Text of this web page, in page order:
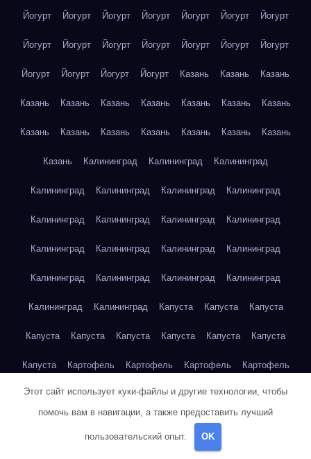
Йогурт Йогурт Йогурт Йогурт Йогурт Йогурт Йогурт
Йогурт Йогурт Йогурт Йогурт Йогурт Йогурт Йогурт
Йогурт Йогурт Йогурт Йогурт Казань Казань Казань
Казань Казань Казань Казань Казань Казань Казань
Казань Казань Казань Казань Казань Казань Казань
Казань Калининград Калининград Калининград
Калининград Калининград Калининград Калининград
Калининград Калининград Калининград Калининград
Калининград Калининград Калининград Калининград
Калининград Калининград Калининград Калининград
Калининград Калининград Капуста Капуста Капуста
Капуста Капуста Капуста Капуста Капуста Капуста
Капуста Картофель Картофель Картофель Картофель
Картофель Картофель Картофель Картофель
Картофель
Кейптаун
Этот сайт использует куки-файлы и другие технологии, чтобы
помочь вам в навигации, а также предоставить лучший
пользовательский опыт. OK